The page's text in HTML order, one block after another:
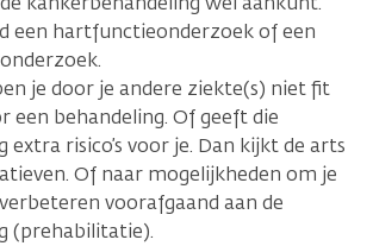
een hartfunctieonderzoek of een
je door je andere ziekte(s) niet fit
een behandeling. Of geeft die
extra risico’s voor je. Dan kijkt de arts
Of naar mogelijkheden om je
voorafgaand aan de
(prehabilitatie).